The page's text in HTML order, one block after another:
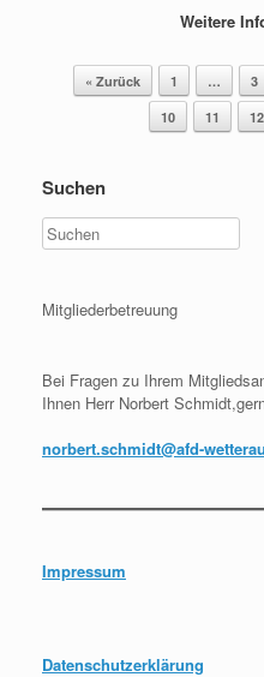
Weitere
Beitragsnavigation
« Zurück 1 … 3
10
11 12
Suchen
Mitgliederbetreuung
Bei Fragen zu Ihrem
Ihnen Herr Norbert
norbert.schmidt@afd-
Impressum
Datenschutzerklärung